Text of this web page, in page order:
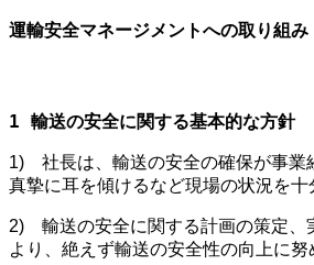
運輸安全マネージメントへの取り組み
1 輸送の安全に関する基本的な方針
1) 社長は、輸送の安全の確保が事業
真摯に耳を傾けるなど現場の状況を
2) 輸送の安全に関する計画の策定、
より、絶えず輸送の安全性の向上に